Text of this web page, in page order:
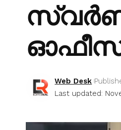
Last updated:
Web Desk